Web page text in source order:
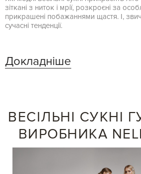
зіткані з ниток і мрії, розкроєні за
прикрашені побажаннями щастя. І,
сучасні тенденції.
Докладніше
ВЕСІЛЬНІ СУКНІ
ВИРОБНИКА